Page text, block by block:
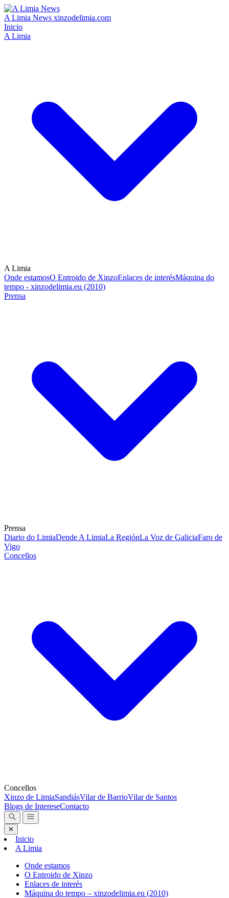
A Limia News xinzodelimia.com
Inicio
A Limia
A Limia
Onde estamosO Entroido de XinzoEnlaces de interésMáquina do
tempo - xinzodelimia.eu (2010)
Prensa
Prensa
Diario do LimiaDende A LimiaLa RegiónLa Voz de GaliciaFaro de
Vigo
Concellos
Concellos
Xinzo de LimiaSandiásVilar de BarrioVilar de Santos
Blogs de IntereseContacto
✕
Inicio
A Limia
Onde estamos
O Entroido de Xinzo
Enlaces de interés
Máquina do tempo – xinzodelimia.eu (2010)